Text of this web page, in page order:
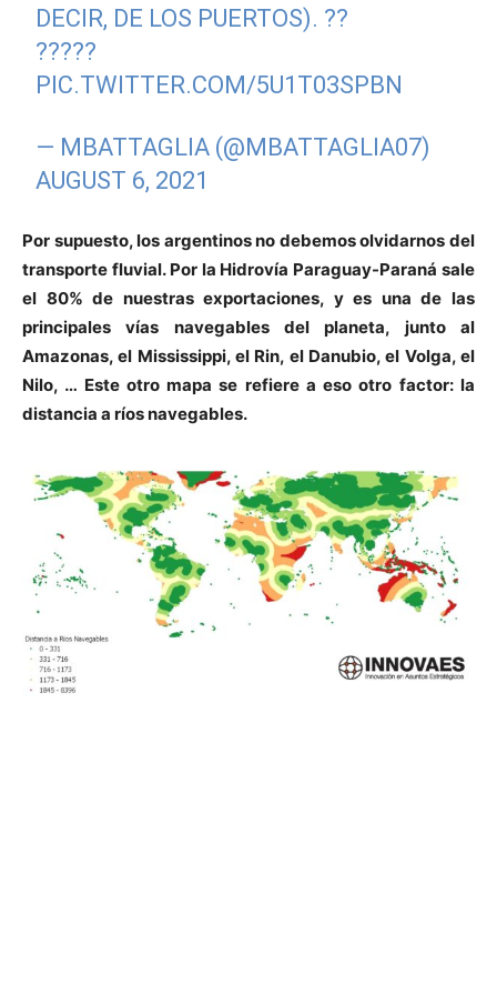
DECIR, DE LOS PUERTOS). ??
?????
PIC.TWITTER.COM/5U1T03SPBN
— MBATTAGLIA (@MBATTAGLIA07)
AUGUST 6, 2021
Por supuesto, los argentinos no debemos olvidarnos del
transporte fluvial. Por la Hidrovía Paraguay-Paraná sale
el 80% de nuestras exportaciones, y es una de las
principales vías navegables del planeta, junto al
Amazonas, el Mississippi, el Rin, el Danubio, el Volga, el
Nilo, … Este otro mapa se refiere a eso otro factor: la
distancia a ríos navegables.